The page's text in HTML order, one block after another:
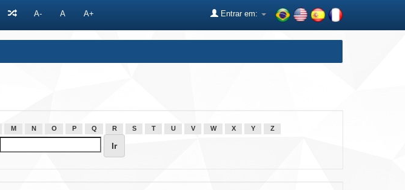
A- A A+ Entrar em:
M N O P Q R S T U V W X Y Z